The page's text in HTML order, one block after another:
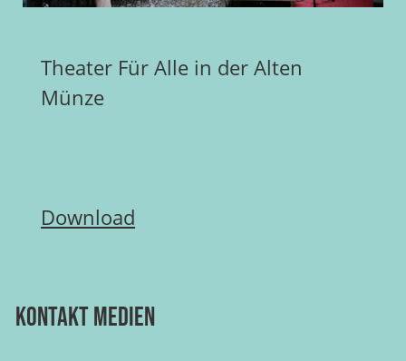
Theater Für Alle in der Alten
Münze
Download
Kontakt Medien